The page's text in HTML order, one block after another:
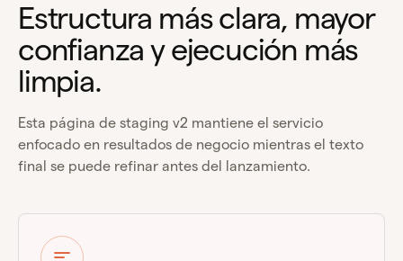
Estructura más clara, mayor
confianza y ejecución más
limpia.
Esta página de staging v2 mantiene el servicio
enfocado en resultados de negocio mientras el texto
final se puede refinar antes del lanzamiento.